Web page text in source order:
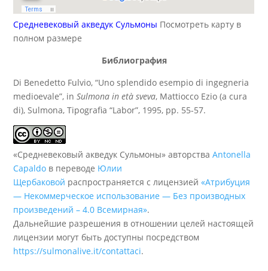
Средневековый акведук Сульмоны Посмотреть карту в
полном размере
Библиография
Di Benedetto Fulvio, “Uno splendido esempio di ingegneria
medioevale”, inSulmona in età sveva, Mattiocco Ezio (a cura
di), Sulmona, Tipografia “Labor”, 1995, pp. 55-57.
«Средневековый акведук Сульмоны» авторстваAntonella
Capaldo в переводе Юлии
Щербаковой распространяется с лицензией «Атрибуция
— Некоммерческое использование — Без производных
произведений – 4.0 Всемирная».
Дальнейшие разрешения в отношении целей настоящей
лицензии могут быть доступны посредством
https://sulmonalive.it/contattaci.